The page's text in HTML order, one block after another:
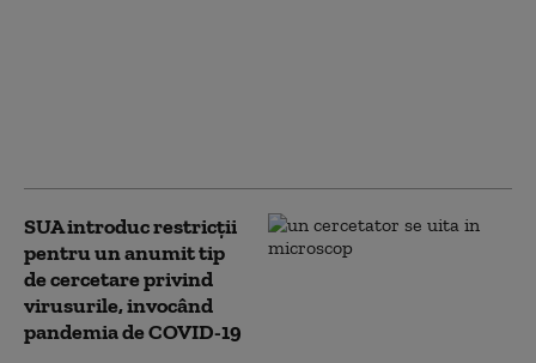
SUA introduc restricții
pentru un anumit tip
de cercetare privind
virusurile, invocând
pandemia de COVID-19